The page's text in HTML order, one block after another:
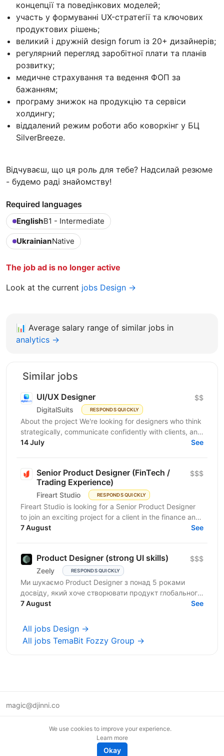
концепції та поведінкових моделей;
участь у формуванні UX-стратегії та ключових
продуктових рішень;
великий і дружній design forum із 20+ дизайнерів;
регулярний перегляд заробітної плати та планів
розвитку;
медичне страхування та ведення ФОП за
бажанням;
програму знижок на продукцію та сервіси
холдингу;
віддалений режим роботи або коворкінг у БЦ
SilverBreeze.
Відчуваєш, що ця роль для тебе? Надсилай резюме
- будемо раді знайомству!
Required languages
EnglishB1 - Intermediate
UkrainianNative
The job ad is no longer active
Look at the current jobs Design →
📊 Average salary range of similar jobs in
analytics →
Similar jobs
UI/UX Designer
DigitalSuits RESPONDS QUICKLY
$$
About the project We're looking for designers who think
strategically, communicate confidently with clients, and
contribute beyond visual execution. This...
14 July See
Senior Product Designer (FinTech /
Trading Experience)
Fireart Studio RESPONDS QUICKLY
$$$
Fireart Studio is looking for a Senior Product Designer
to join an exciting project for a client in the finance and
trading space. We are looking for a...
7 August See
Product Designer (strong UI skills)
Zeely RESPONDS QUICKLY
$$$
Ми шукаємо Product Designer з понад 5 роками
досвіду, який хоче створювати продукт глобального
масштабу та впливати на його розвиток. Zeely AI —
7 August See
All jobs Design →
All jobs TemaBit Fozzy Group →
magic@djinni.co
We use cookies to improve your experience.
Learn more
Okay